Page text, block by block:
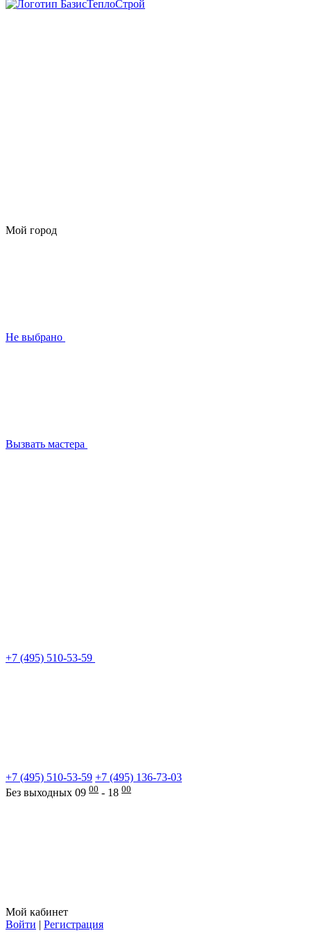
Мой город
Не выбрано
Вызвать мастера
+7 (495) 510-53-59
+7 (495) 510-53-59 +7 (495) 136-73-03
Без выходных 09 00 - 18 00
Мой кабинет
Войти | Регистрация